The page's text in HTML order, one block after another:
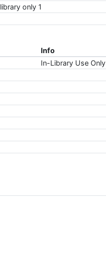
only 1
Info
In-Library Use Only